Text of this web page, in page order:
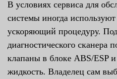
В условиях сервиса для
системы иногда
ускоряющий процедуру.
диагностического сканера
клапаны в блоке ABS/ESP
жидкость. Владелец сам